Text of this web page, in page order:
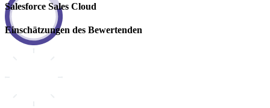
Salesforce Sales Cloud
Einschätzungen des Bewertenden